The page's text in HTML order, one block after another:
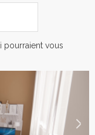
pourraient vous